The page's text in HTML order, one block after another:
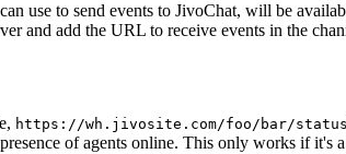
use to send events to JivoChat, will be
and add the URL to receive events in the
https://wh.jivosite.com/foo/bar/status
of agents online. This only works if it's